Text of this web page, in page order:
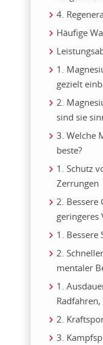
4.
Häufige
1.
gezielt
2.
sind sie
3. Welche
beste?
1. Schutz
Zerrungen
2.
geringeres
1. Bessere
2.
mentaler
1.
2.
3.